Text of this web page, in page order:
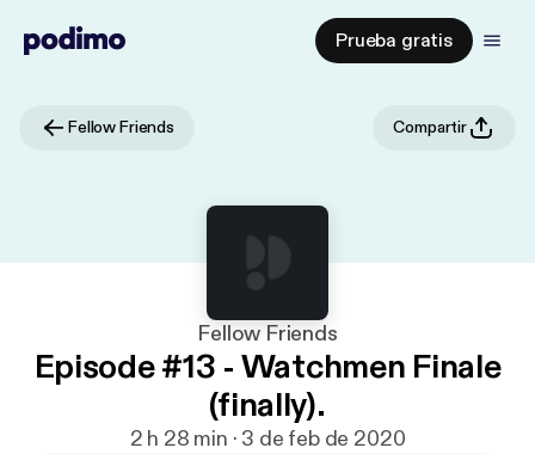
Prueba gratis
Fellow Friends Compartir
Fellow Friends
Episode #13 - Watchmen Finale
(finally).
2 h 28 min · 3 de feb de 2020